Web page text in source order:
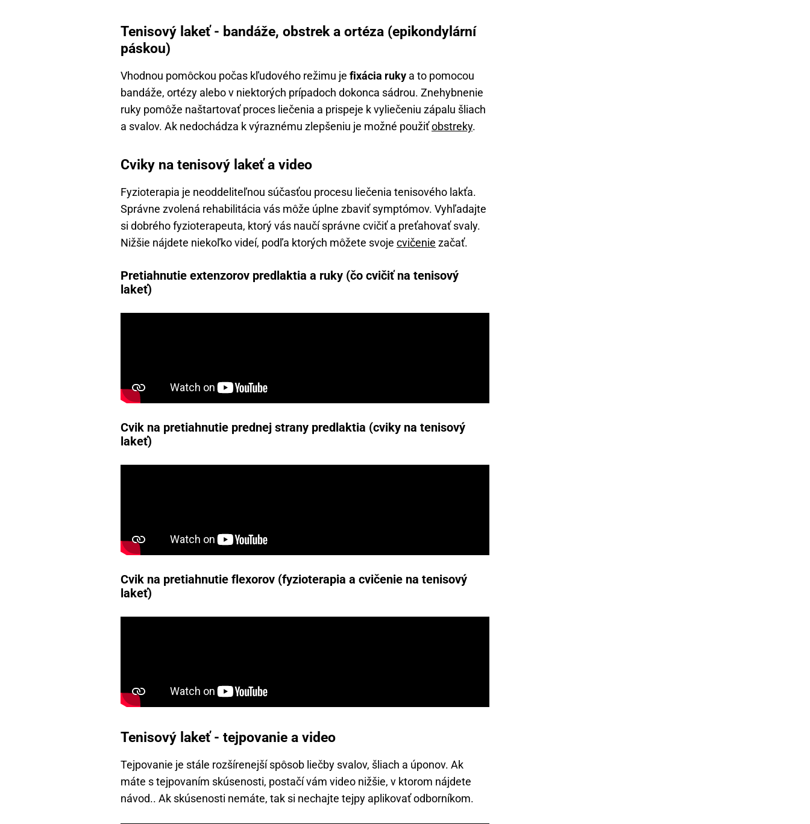
Tenisový lakeť - bandáže, obstrek a ortéza (epikondylární
páskou)
Vhodnou pomôckou počas kľudového režimu je fixácia ruky a to pomocou
bandáže, ortézy alebo v niektorých prípadoch dokonca sádrou. Znehybnenie
ruky pomôže naštartovať proces liečenia a prispeje k vyliečeniu zápalu šliach
a svalov. Ak nedochádza k výraznému zlepšeniu je možné použiťobstreky.
Cviky na tenisový lakeť a video
Fyzioterapia je neoddeliteľnou súčasťou procesu liečenia tenisového lakťa.
Správne zvolená rehabilitácia vás môže úplne zbaviť symptómov. Vyhľadajte
si dobrého fyzioterapeuta, ktorý vás naučí správne cvičiť a preťahovať svaly.
Nižšie nájdete niekoľko videí, podľa ktorých môžete svoje cvičenie začať.
Pretiahnutie extenzorov predlaktia a ruky (čo cvičiť na tenisový
lakeť)
Cvik na pretiahnutie prednej strany predlaktia (cviky na tenisový
lakeť)
Cvik na pretiahnutie flexorov (fyzioterapia a cvičenie na tenisový
lakeť)
Tenisový lakeť - tejpovanie a video
Tejpovanie je stále rozšírenejší spôsob liečby svalov, šliach a úponov. Ak
máte s tejpovaním skúsenosti, postačí vám video nižšie, v ktorom nájdete
návod.. Ak skúsenosti nemáte, tak si nechajte tejpy aplikovať odborníkom.